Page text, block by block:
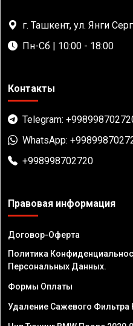
г. Ташкент, ул. Янги
Пн-Сб | 10:00 - 18:00
Контакты
Telegram:
WhatsApp:
+998998702720
Правовая информация
Договор-Оферта
Политика
Персональных Данных.
Формы Оплаты
Удаление Сажевого Фильтра